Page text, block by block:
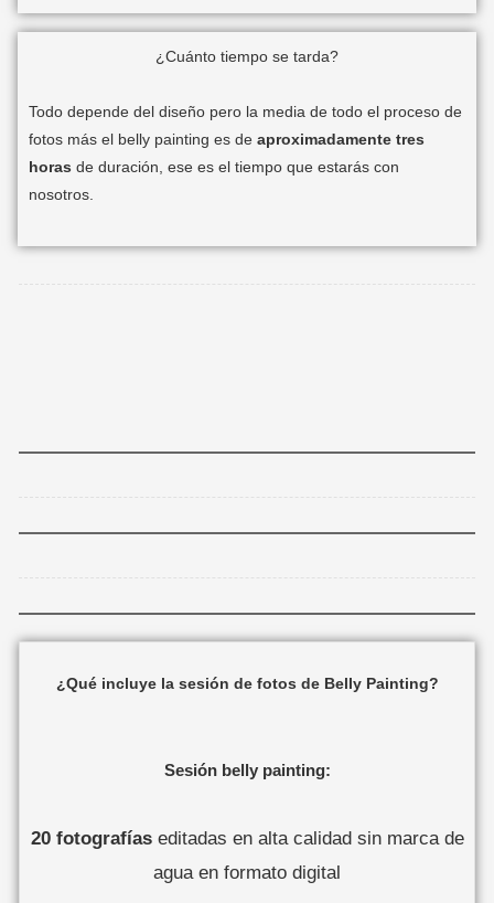
¿Cuánto tiempo se tarda?
Todo depende del diseño pero la media de todo el proceso de
fotos más el belly painting es deaproximadamente tres
horas de duración, ese es el tiempo que estarás con
nosotros.
¿Qué incluye la sesión de fotos de Belly Painting?
Sesión belly painting:
20 fotografíaseditadas en alta calidad sin marca de
agua en formato digital